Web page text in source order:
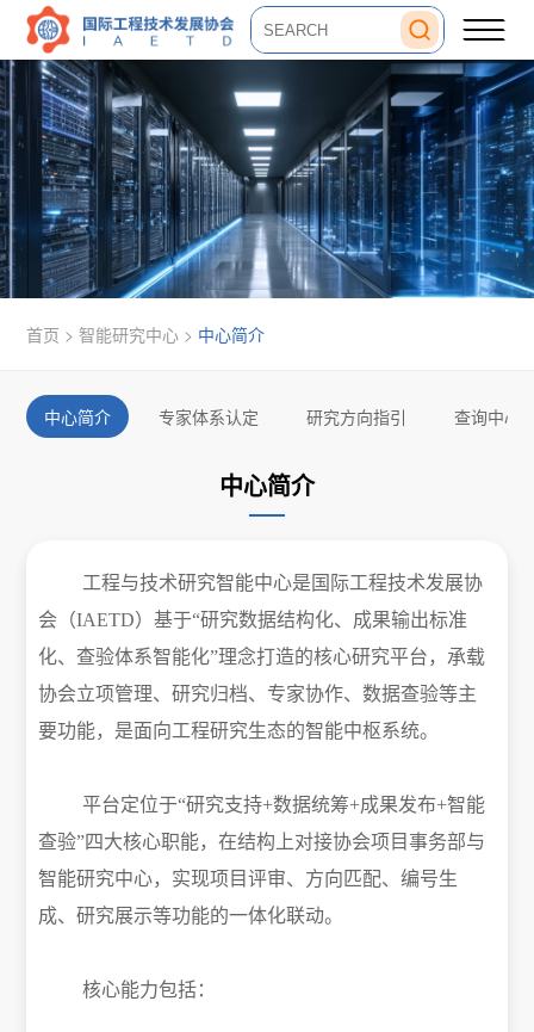
首页 > 智能研究中心 > 中心简介
中心简介 专家体系认定 研究方向指引 查询中心
中心简介
工程与技术研究智能中心是国际工程技术发展协
会（IAETD）基于“研究数据结构化、成果输出标准
化、查验体系智能化”理念打造的核心研究平台，承载
协会立项管理、研究归档、专家协作、数据查验等主
要功能，是面向工程研究生态的智能中枢系统。
平台定位于“研究支持+数据统筹+成果发布+智能
查验”四大核心职能，在结构上对接协会项目事务部与
智能研究中心，实现项目评审、方向匹配、编号生
成、研究展示等功能的一体化联动。
核心能力包括：